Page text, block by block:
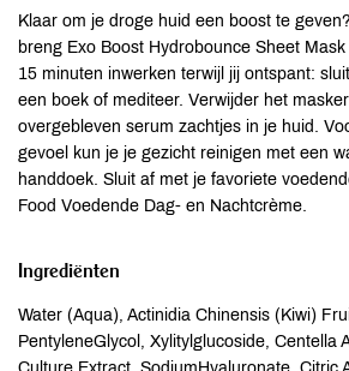
Klaar om je droge huid een boost te
breng Exo Boost Hydrobounce Sheet
15 minuten inwerken terwijl jij ontspant:
een boek of mediteer. Verwijder het
overgebleven serum zachtjes in je huid.
gevoel kun je je gezicht reinigen met een
handdoek. Sluit af met je favoriete
Food Voedende Dag- en Nachtcrème.
Ingrediënten
Water (Aqua), Actinidia Chinensis (Kiwi)
PentyleneGlycol, Xylitylglucoside, Centella